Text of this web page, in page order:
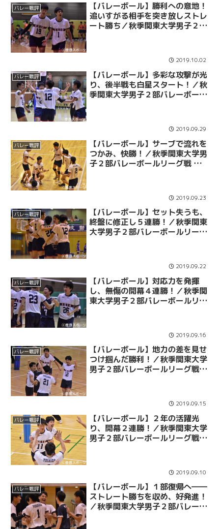
バレー戦評
【バレーボール】勝利への意地！
追いすがる相手を突き放しストレ
ート勝ち／秋季関東大学男子２部
2019.10.02
バレー戦評
【バレーボール】多彩な攻撃が光
り、後半戦も白星スタート！／秋
季関東大学男子２部バレーボール
2019.09.29
バレー戦評
【バレーボール】サーブで流れを
つかみ、快勝！／秋季関東大学男
子２部バレーボールリーグ戦 第
2019.09.23
バレー戦評
【バレーボール】セット失うも、
終盤に修正し５連勝！／秋季関東
大学男子２部バレーボールリーグ
2019.09.22
バレー戦評
【バレーボール】対応力を発揮
し、無傷の開幕４連勝！／秋季関
東大学男子２部バレーボールリー
2019.09.16
バレー戦評
【バレーボール】地力の差を見せ
つけ掴んだ勝利！／秋季関東大学
男子２部バレーボールリーグ戦
2019.09.15
バレー戦評
【バレーボール】２年の活躍光
り、開幕２連勝！／秋季関東大学
男子２部バレーボールリーグ戦
2019.09.10
バレー戦評
【バレーボール】１部復帰へ――
ストレート勝ちを収め、好発進！
／秋季関東大学男子２部バレーボ